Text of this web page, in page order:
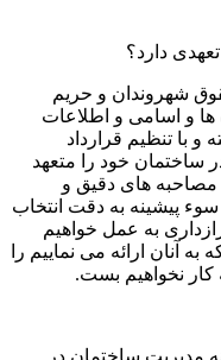
دارد؟
شهروندان و حریم
ها و اسامی و اطلاعات
با تنظیم قرارداد
ساختمان خود را متعهد
مصاحبه های دقیق و
پیشینه به دقت انتخاب
به عمل خواهیم
آنان ارائه می نماییم را
کار نخواهیم بست.